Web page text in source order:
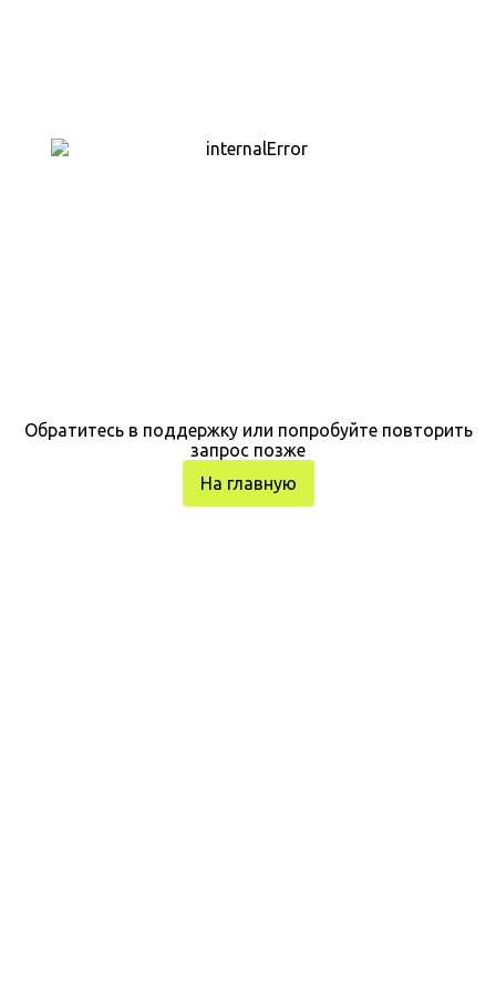
Обратитесь в поддержку или попробуйте повторить
запрос позже
На главную